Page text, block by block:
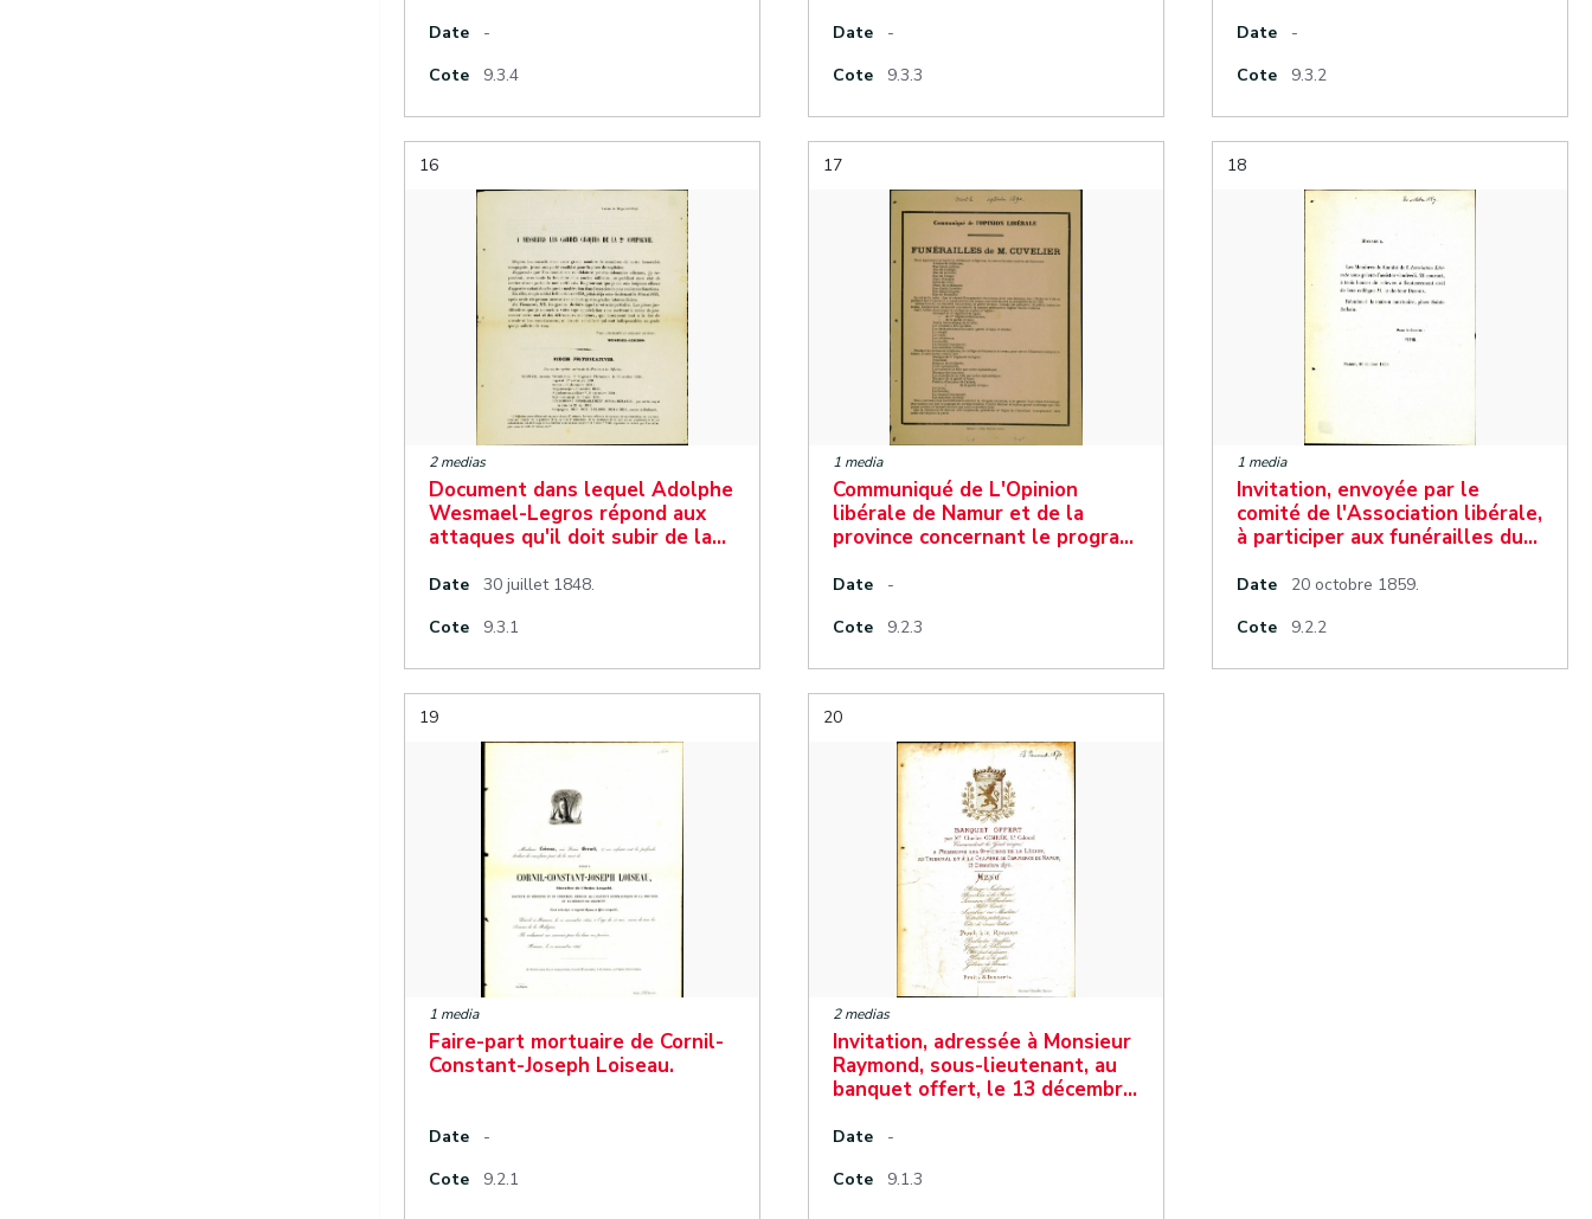
Date
-
Cote
9.3.4
Date
-
Cote
9.3.3
Date
-
Cote
9.3.2
16
2 medias
Document dans lequel Adolphe
Wesmael-Legros répond aux
attaques qu'il doit subir de la…
Date
30 juillet 1848.
Cote
9.3.1
17
1 media
Communiqué de L'Opinion
libérale de Namur et de la
province concernant le progra…
Date
-
Cote
9.2.3
18
1 media
Invitation, envoyée par le
comité de l'Association libérale,
à participer aux funérailles du…
Date
20 octobre 1859.
Cote
9.2.2
19
1 media
Faire-part mortuaire de Cornil-
Constant-Joseph Loiseau.
Date
-
Cote
9.2.1
20
2 medias
Invitation, adressée à Monsieur
Raymond, sous-lieutenant, au
banquet offert, le 13 décembr…
Date
-
Cote
9.1.3